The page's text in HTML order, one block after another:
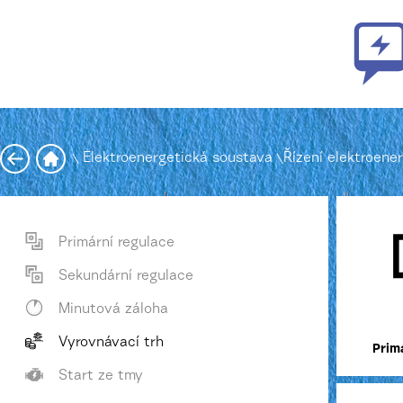
\Elektroenergetická soustava\Řízení
Primární regulace
Sekundární regulace
Minutová záloha
Vyrovnávací trh
Start ze tmy